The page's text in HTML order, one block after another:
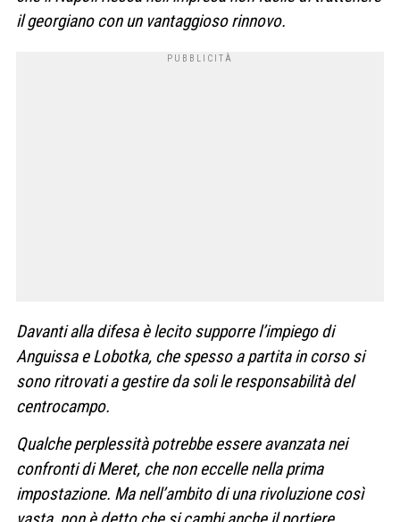
il georgiano con un vantaggioso rinnovo.
Davanti alla difesa è lecito supporre l’impiego di
Anguissa e Lobotka, che spesso a partita in corso si
sono ritrovati a gestire da soli le responsabilità del
centrocampo.
Qualche perplessità potrebbe essere avanzata nei
confronti di Meret, che non eccelle nella prima
impostazione. Ma nell’ambito di una rivoluzione così